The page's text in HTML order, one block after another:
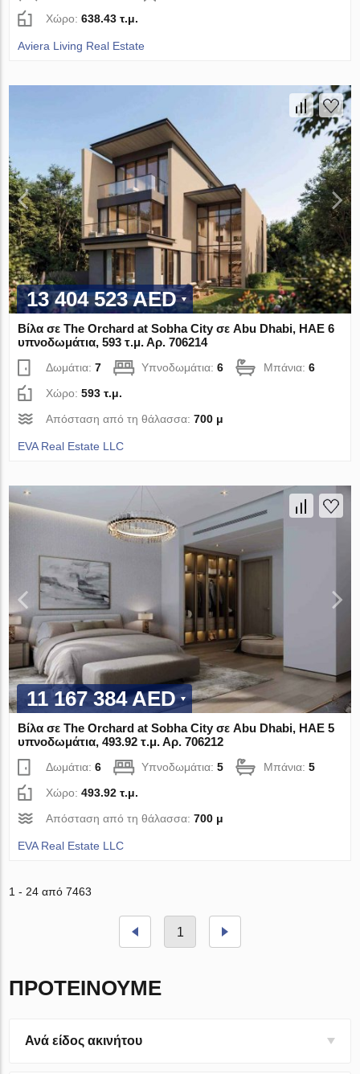
Χώρο:638.43 τ.μ.
Aviera Living Real Estate
13 404 523 AED
Βίλα σε The Orchard at Sobha City σε Abu Dhabi, ΗΑΕ 6
υπνοδωμάτια, 593 τ.μ. Αρ. 706214
Δωμάτια:7 Υπνοδωμάτια:6 Μπάνια:6
Χώρο:593 τ.μ.
Απόσταση από τη θάλασσα:700 μ
EVA Real Estate LLC
11 167 384 AED
Βίλα σε The Orchard at Sobha City σε Abu Dhabi, ΗΑΕ 5
υπνοδωμάτια, 493.92 τ.μ. Αρ. 706212
Δωμάτια:6 Υπνοδωμάτια:5 Μπάνια:5
Χώρο:493.92 τ.μ.
Απόσταση από τη θάλασσα:700 μ
EVA Real Estate LLC
1 - 24 από 7463
1
ΠΡΟΤΕΊΝΟΥΜΕ
Ανά είδος ακινήτου